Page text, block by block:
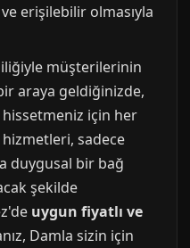
erişilebilir olmasıyla
müşterilerinin
araya geldiğinizde,
için her
hizmetleri, sadece
duygusal bir bağ
şekilde
uygun fiyatlı ve
Damla sizin için